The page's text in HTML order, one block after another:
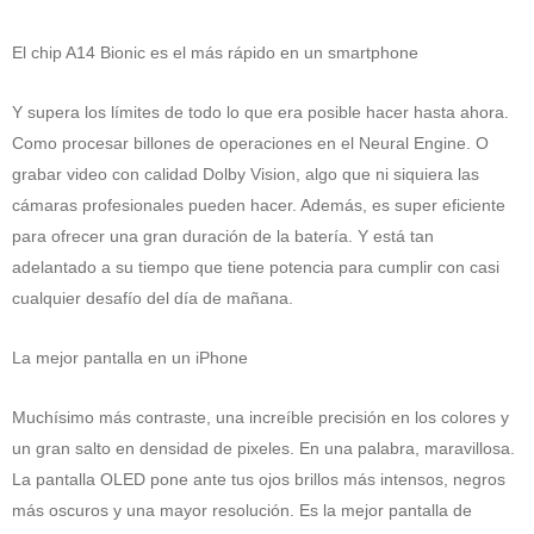
El chip A14 Bionic es el más rápido en un smartphone
Y supera los límites de todo lo que era posible hacer hasta ahora.
Como procesar billones de operaciones en el Neural Engine. O
grabar video con calidad Dolby Vision, algo que ni siquiera las
cámaras profesionales pueden hacer. Además, es super eficiente
para ofrecer una gran duración de la batería. Y está tan
adelantado a su tiempo que tiene potencia para cumplir con casi
cualquier desafío del día de mañana.
La mejor pantalla en un iPhone
Muchísimo más contraste, una increíble precisión en los colores y
un gran salto en densidad de pixeles. En una palabra, maravillosa.
La pantalla OLED pone ante tus ojos brillos más intensos, negros
más oscuros y una mayor resolución. Es la mejor pantalla de